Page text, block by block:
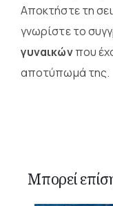
Αποκτήστε τη
γνωρίστε το
γυναικώνπου
αποτύπωμά της.
Μπορεί